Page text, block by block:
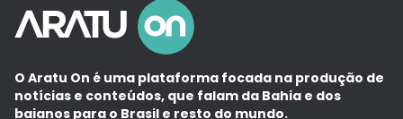
O Aratu On é uma plataforma focada na produção de
notícias e conteúdos, que falam da Bahia e dos
baianos para o Brasil e resto do mundo.